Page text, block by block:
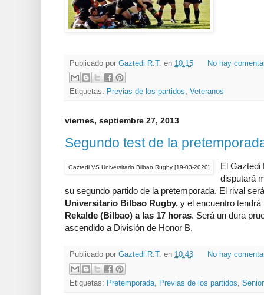
Publicado por Gaztedi R.T. en 10:15 No hay
Etiquetas: Previas de los partidos, Veteranos
viernes, septiembre 27, 2013
Segundo test de la
Gaztedi VS Universitario Bilbao Rugby [19-03-2020]
El Gaztedi
disputará
su segundo partido de la pretemporada. El rival
Universitario Bilbao Rugby, y el encuentro
Rekalde (Bilbao) a las 17 horas. Será un dura
ascendido a División de Honor B.
Publicado por Gaztedi R.T. en 10:43 No hay
Etiquetas: Pretemporada Previas de los partidos